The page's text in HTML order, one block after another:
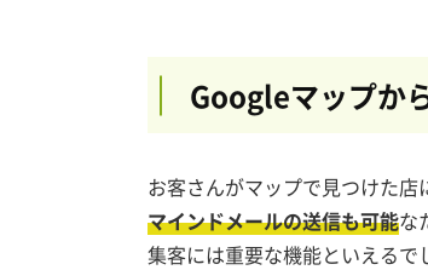
Googleマップか
お客さんがマップで見つけた店
マインドメールの送信も可能な
集客には重要な機能といえるで